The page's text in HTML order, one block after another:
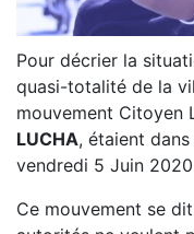
Pour décrier la
quasi-totalité de la
mouvement Citoyen
LUCHA, étaient
vendredi 5 Juin
Ce mouvement se